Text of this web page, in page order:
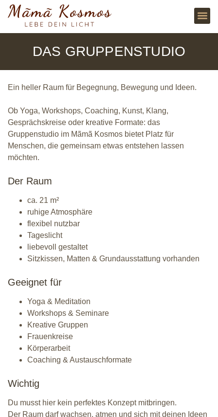
DAS GRUPPENSTUDIO
Ein heller Raum für Begegnung, Bewegung und Ideen.
Ob Yoga, Workshops, Coaching, Kunst, Klang,
Gesprächskreise oder kreative Formate: das
Gruppenstudio im Mãmã Kosmos bietet Platz für
Menschen, die gemeinsam etwas entstehen lassen
möchten.
Der Raum
ca. 21 m²
ruhige Atmosphäre
flexibel nutzbar
Tageslicht
liebevoll gestaltet
Sitzkissen, Matten & Grundausstattung vorhanden
Geeignet für
Yoga & Meditation
Workshops & Seminare
Kreative Gruppen
Frauenkreise
Körperarbeit
Coaching & Austauschformate
Wichtig
Du musst hier kein perfektes Konzept mitbringen.
Der Raum darf wachsen, atmen und sich mit deinen Ideen